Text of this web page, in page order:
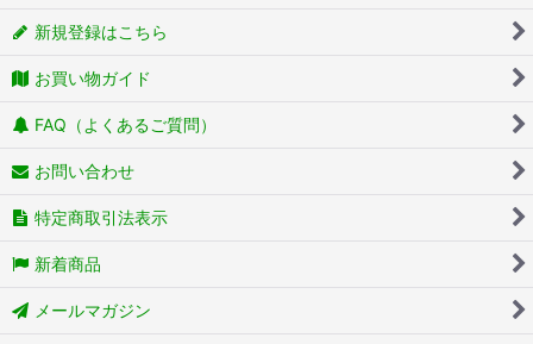
新規登録はこちら
お買い物ガイド
FAQ（よくあるご質問）
お問い合わせ
特定商取引法表示
新着商品
メールマガジン